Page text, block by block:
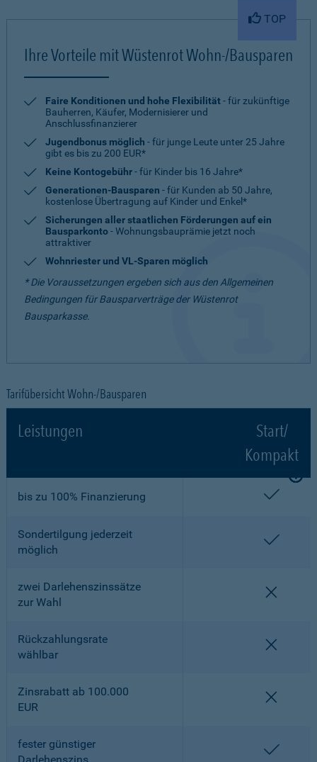
TOP
Ihre Vorteile mit Wüstenrot Wohn-/Bausparen
Faire Konditionen und hohe Flexibilität- für zukünftige
Bauherren, Käufer, Modernisierer und
Anschlussfinanzierer
Jugendbonus möglich - für junge Leute unter 25 Jahre
gibt es bis zu 200 EUR*
Keine Kontogebühr- für Kinder bis 16 Jahre*
Generationen-Bausparen - für Kunden ab 50 Jahre,
kostenlose Übertragung auf Kinder und Enkel*
Sicherungen aller staatlichen Förderungen auf ein
Bausparkonto- Wohnungsbauprämie jetzt noch
attraktiver
Wohnriester und VL-Sparen möglich
* Die Voraussetzungen ergeben sich aus den Allgemeinen
Bedingungen für Bausparverträge der Wüstenrot
Bausparkasse.
Tarifübersicht Wohn-/Bausparen
Leistungen
Start/
Kompakt
bis zu 100% Finanzierung
Sondertilgung jederzeit
möglich
zwei Darlehenszinssätze
zur Wahl
Rückzahlungsrate
wählbar
Zinsrabatt ab 100.000
EUR
fester günstiger